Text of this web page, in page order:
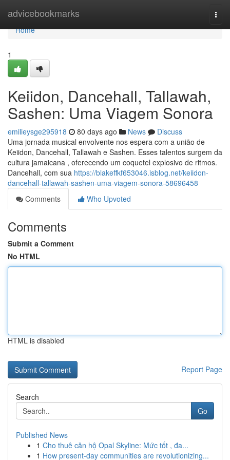
advicebookmarks
Home
Home
1
Keiidon, Dancehall, Tallawah,
Sashen: Uma Viagem Sonora
emilieysge295918 80 days ago News
Discuss
Uma jornada musical envolvente nos espera com a união de
Keiidon, Dancehall, Tallawah e Sashen. Esses talentos surgem da
cultura jamaicana , oferecendo um coquetel explosivo de ritmos.
Dancehall, com sua https://blakeffkf653046.isblog.net/keiidon-
dancehall-tallawah-sashen-uma-viagem-sonora-58696458
Comments
Who Upvoted
Comments
Submit a Comment
No HTML
HTML is disabled
Report Page
Search
Go
Published News
1 Cho thuê căn hộ Opal Skyline: Mức tốt , đa...
1 How present-day communities are revolutionizing...